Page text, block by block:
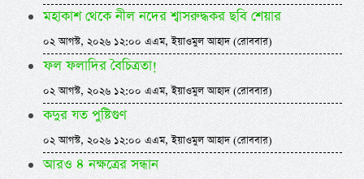
মহাকাশ থেকে নীল নদের শ্বাসরুদ্ধকর ছবি শেয়ার
০২ আগস্ট, ২০২৬ ১২:০০ এএম, ইয়াওমুল আহাদ (রোববার)
ফল ফলাদির বৈচিত্রতা!
০২ আগস্ট, ২০২৬ ১২:০০ এএম, ইয়াওমুল আহাদ (রোববার)
কদুর যত পুষ্টিগুণ
০২ আগস্ট, ২০২৬ ১২:০০ এএম, ইয়াওমুল আহাদ (রোববার)
আরও ৪ নক্ষত্রের সন্ধান